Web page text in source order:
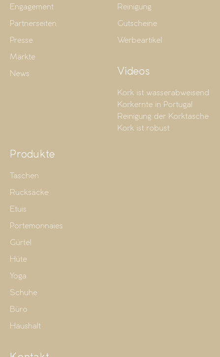
Engagement
Partnerseiten
Presse
Märkte
News
Reinigung
Gutscheine
Werbeartikel
Videos
Kork ist wasserabweisend
Korkernte in Portugal
Reinigung der Korktasche
Kork ist robust
Produkte
Taschen
Rucksäcke
Etuis
Portemonnaies
Gürtel
Hüte
Yoga
Schuhe
Büro
Haushalt